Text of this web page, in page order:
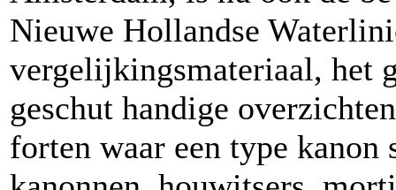
Nieuwe Hollandse
vergelijkingsmateriaal, het
geschut handige
forten waar een type